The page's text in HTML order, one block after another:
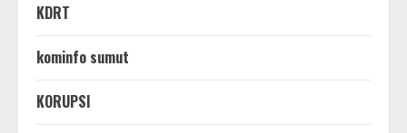
KDRT
kominfo sumut
KORUPSI